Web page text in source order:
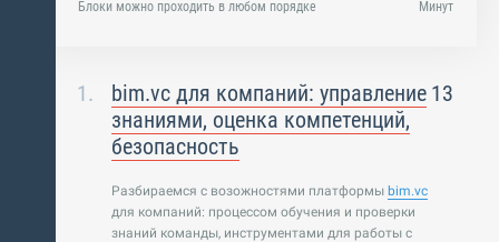
Блоки можно проходить в любом порядке Минут
bim.vc для компаний: управление
знаниями, оценка компетенций,
безопасность
13
Разбираемся с возожностями платформы bim.vc
для компаний: процессом обучения и проверки
знаний команды, инструментами для работы с